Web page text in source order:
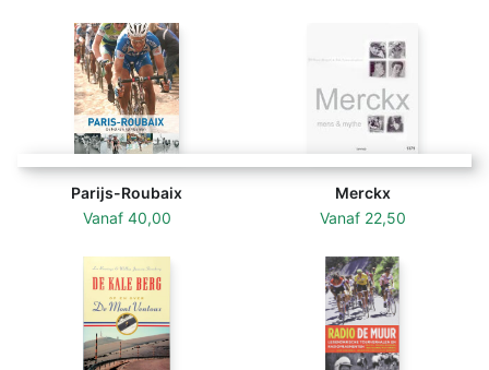
Parijs-Roubaix
Vanaf 40,00
Merckx
Vanaf 22,50